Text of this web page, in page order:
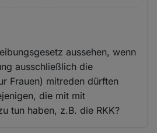
aussehen, wenn
ausschließlich die
Frauen) mitreden dürften
die mit mit
tun haben, z.B. die RKK?